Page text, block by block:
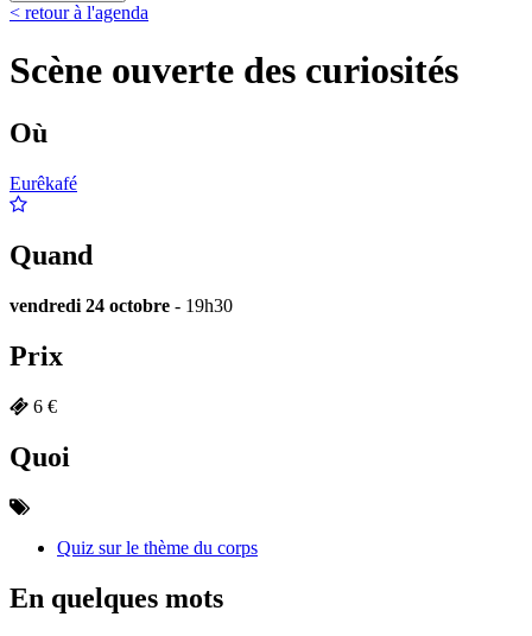
< retour à l'agenda
Scène ouverte des curiosités
Où
Eurêkafé
Quand
vendredi 24 octobre - 19h30
Prix
6 €
Quoi
Quiz sur le thème du corps
En quelques mots